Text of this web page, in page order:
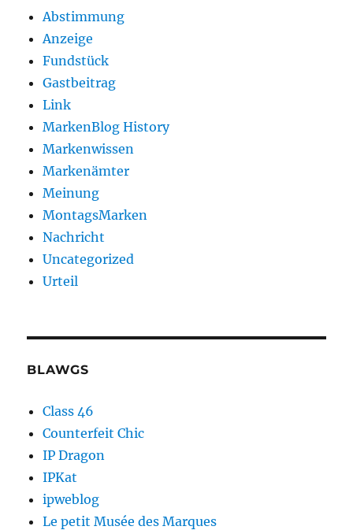
Abstimmung
Anzeige
Fundstück
Gastbeitrag
Link
MarkenBlog History
Markenwissen
Markenämter
Meinung
MontagsMarken
Nachricht
Uncategorized
Urteil
BLAWGS
Class 46
Counterfeit Chic
IP Dragon
IPKat
ipweblog
Le petit Musée des Marques